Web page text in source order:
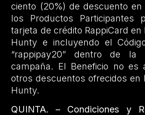
ciento (20%) de descuento
los Productos Participantes
tarjeta de crédito RappiCard
Hunty e incluyendo el
“rappipay20” dentro de la
campaña. El Beneficio no es
otros descuentos ofrecidos en
Hunty.
QUINTA. – Condiciones y